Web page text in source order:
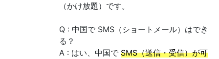
（かけ放題）です。
Q : 中国で SMS（ショートメール）はでき
る？
A : はい、中国で SMS（送信・受信）が可